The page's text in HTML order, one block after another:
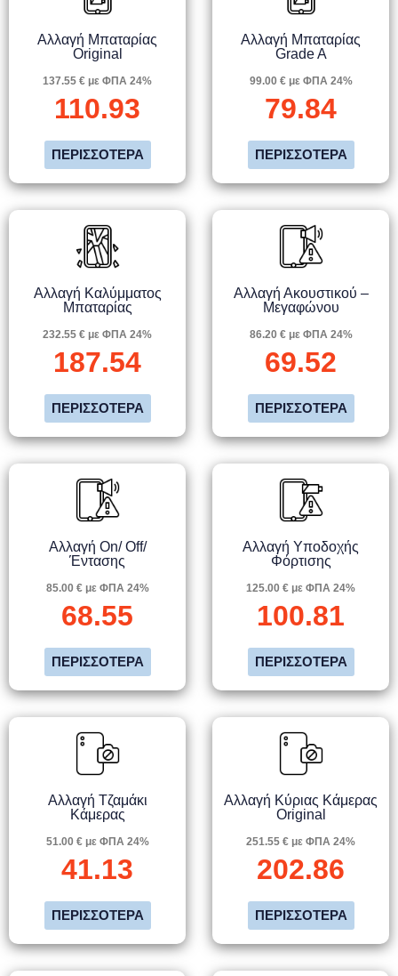
Αλλαγή Μπαταρίας
Original
137.55 € με ΦΠΑ 24%
110.93
ΠΕΡΙΣΣΌΤΕΡΑ
Αλλαγή Μπαταρίας
Grade A
99.00 € με ΦΠΑ 24%
79.84
ΠΕΡΙΣΣΌΤΕΡΑ
Αλλαγή Καλύμματος
Μπαταρίας
232.55 € με ΦΠΑ 24%
187.54
ΠΕΡΙΣΣΌΤΕΡΑ
Αλλαγή Ακουστικού –
Μεγαφώνου
86.20 € με ΦΠΑ 24%
69.52
ΠΕΡΙΣΣΌΤΕΡΑ
Αλλαγή On/ Off/
Έντασης
85.00 € με ΦΠΑ 24%
68.55
ΠΕΡΙΣΣΌΤΕΡΑ
Αλλαγή Υποδοχής
Φόρτισης
125.00 € με ΦΠΑ 24%
100.81
ΠΕΡΙΣΣΌΤΕΡΑ
Αλλαγή Τζαμάκι
Κάμερας
51.00 € με ΦΠΑ 24%
41.13
ΠΕΡΙΣΣΌΤΕΡΑ
Αλλαγή Κύριας Κάμερας
Original
251.55 € με ΦΠΑ 24%
202.86
ΠΕΡΙΣΣΌΤΕΡΑ